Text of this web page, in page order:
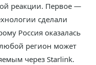
реакции. Первое —
сделали
Россия оказалась
любой регион может
через Starlink.